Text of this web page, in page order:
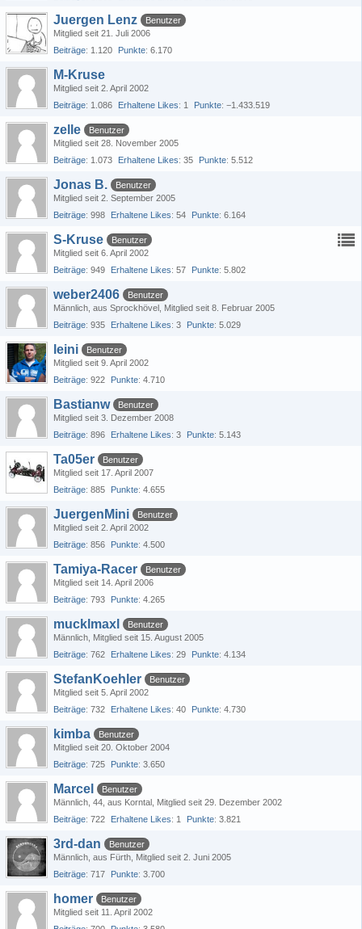
Juergen Lenz
Benutzer
Mitglied seit 21. Juli 2006
Beiträge 1.120 Punkte 6.170
M-Kruse
Mitglied seit 2. April 2002
Beiträge 1.086 Erhaltene Likes 1 Punkte −1.433.519
zelle
Benutzer
Mitglied seit 28. November 2005
Beiträge 1.073 Erhaltene Likes 35 Punkte 5.512
Jonas B.
Benutzer
Mitglied seit 2. September 2005
Beiträge 998 Erhaltene Likes 54 Punkte 6.164
S-Kruse
Benutzer
Mitglied seit 6. April 2002
Beiträge 949 Erhaltene Likes 57 Punkte 5.802
weber2406
Benutzer
Männlich aus Sprockhövel Mitglied seit 8. Februar 2005
Beiträge 935 Erhaltene Likes 3 Punkte 5.029
leini
Benutzer
Mitglied seit 9. April 2002
Beiträge 922 Punkte 4.710
Bastianw
Benutzer
Mitglied seit 3. Dezember 2008
Beiträge 896 Erhaltene Likes 3 Punkte 5.143
Ta05er
Benutzer
Mitglied seit 17. April 2007
Beiträge 885 Punkte 4.655
JuergenMini
Benutzer
Mitglied seit 2. April 2002
Beiträge 856 Punkte 4.500
Tamiya-Racer
Benutzer
Mitglied seit 14. April 2006
Beiträge 793 Punkte 4.265
mucklmaxl
Benutzer
Männlich Mitglied seit 15. August 2005
Beiträge 762 Erhaltene Likes 29 Punkte 4.134
StefanKoehler
Benutzer
Mitglied seit 5. April 2002
Beiträge 732 Erhaltene Likes 40 Punkte 4.730
kimba
Benutzer
Mitglied seit 20. Oktober 2004
Beiträge 725 Punkte 3.650
Marcel
Benutzer
Männlich 44 aus Korntal Mitglied seit 29. Dezember 2002
Beiträge 722 Erhaltene Likes 1 Punkte 3.821
3rd-dan
Benutzer
Männlich aus Fürth Mitglied seit 2. Juni 2005
Beiträge 717 Punkte 3.700
homer
Benutzer
Mitglied seit 11. April 2002